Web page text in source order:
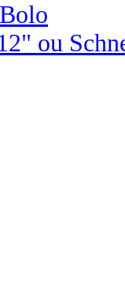
ou